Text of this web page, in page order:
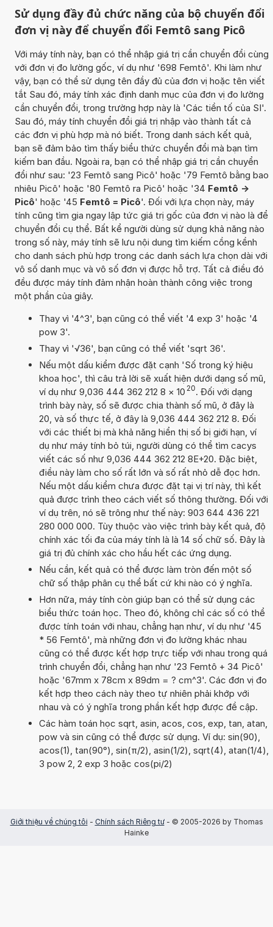
Sử dụng đầy đủ chức năng của bộ chuyển đổi
đơn vị này để chuyển đổi Femtô sang Picô
Với máy tính này, bạn có thể nhập giá trị cần chuyển đổi cùng
với đơn vị đo lường gốc, ví dụ như '698 Femtô'. Khi làm như
vậy, bạn có thể sử dụng tên đầy đủ của đơn vị hoặc tên viết
tắt Sau đó, máy tính xác định danh mục của đơn vị đo lường
cần chuyển đổi, trong trường hợp này là 'Các tiền tố của SI'.
Sau đó, máy tính chuyển đổi giá trị nhập vào thành tất cả
các đơn vị phù hợp mà nó biết. Trong danh sách kết quả,
bạn sẽ đảm bảo tìm thấy biểu thức chuyển đổi mà bạn tìm
kiếm ban đầu. Ngoài ra, bạn có thể nhập giá trị cần chuyển
đổi như sau: '23 Femtô sang Picô' hoặc '79 Femtô bằng bao
nhiêu Picô' hoặc '80 Femtô ra Picô' hoặc '34 Femtô ->
Picô' hoặc '45 Femtô = Picô'. Đối với lựa chọn này, máy
tính cũng tìm gia ngay lập tức giá trị gốc của đơn vị nào là để
chuyển đổi cụ thể. Bất kể người dùng sử dụng khả năng nào
trong số này, máy tính sẽ lưu nội dung tìm kiếm cồng kềnh
cho danh sách phù hợp trong các danh sách lựa chọn dài với
vô số danh mục và vô số đơn vị được hỗ trợ. Tất cả điều đó
đều được máy tính đảm nhận hoàn thành công việc trong
một phần của giây.
Thay vì '4^3', bạn cũng có thể viết '4 exp 3' hoặc '4
pow 3'.
Thay vì '√36', bạn cũng có thể viết 'sqrt 36'.
Nếu một dấu kiểm được đặt cạnh 'Số trong ký hiệu
khoa học', thì câu trả lời sẽ xuất hiện dưới dạng số mũ,
ví dụ như 9,036 444 362 212 8 × 10 20. Đối với dạng
trình bày này, số sẽ được chia thành số mũ, ở đây là
20, và số thực tế, ở đây là 9,036 444 362 212 8. Đối
với các thiết bị mà khả năng hiển thị số bị giới hạn, ví
dụ như máy tính bỏ túi, người dùng có thể tìm cacys
viết các số như 9,036 444 362 212 8E+20. Đặc biệt,
điều này làm cho số rất lớn và số rất nhỏ dễ đọc hơn.
Nếu một dấu kiểm chưa được đặt tại vị trí này, thì kết
quả được trình theo cách viết số thông thường. Đối với
ví dụ trên, nó sẽ trông như thế này: 903 644 436 221
280 000 000. Tùy thuộc vào việc trình bày kết quả, độ
chính xác tối đa của máy tính là là 14 số chữ số. Đây là
giá trị đủ chính xác cho hầu hết các ứng dụng.
Nếu cần, kết quả có thể được làm tròn đến một số
chữ số thập phân cụ thể bất cứ khi nào có ý nghĩa.
Hơn nữa, máy tính còn giúp bạn có thể sử dụng các
biểu thức toán học. Theo đó, không chỉ các số có thể
được tính toán với nhau, chẳng hạn như, ví dụ như '45
* 56 Femtô', mà những đơn vị đo lường khác nhau
cũng có thể được kết hợp trực tiếp với nhau trong quá
trình chuyển đổi, chẳng hạn như '23 Femtô + 34 Picô'
hoặc '67mm x 78cm x 89dm = ? cm^3'. Các đơn vị đo
kết hợp theo cách này theo tự nhiên phải khớp với
nhau và có ý nghĩa trong phần kết hợp được đề cập.
Các hàm toán học sqrt, asin, acos, cos, exp, tan, atan,
pow và sin cũng có thể được sử dụng. Ví dụ: sin(90),
acos(1), tan(90°), sin(π/2), asin(1/2), sqrt(4), atan(1/4),
3 pow 2, 2 exp 3 hoặc cos(pi/2)
Giới thiệu về chúng tôi - Chính sách Riêng tư- © 2005-2026 by Thomas
Hainke